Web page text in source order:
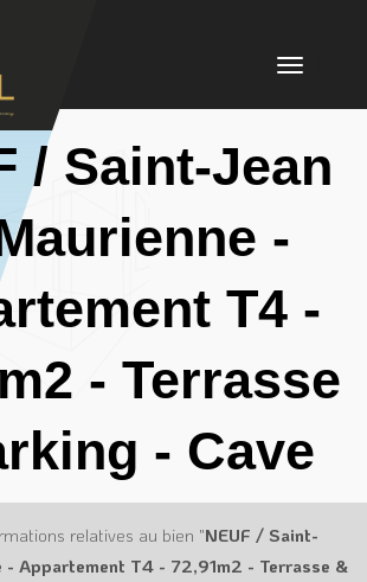
Toggle
/ Saint-Jean
-
T4 -
- Terrasse
- Cave
relatives au bien "NEUF / Saint-
- Appartement T4 - 72,91m2 - Terrasse &